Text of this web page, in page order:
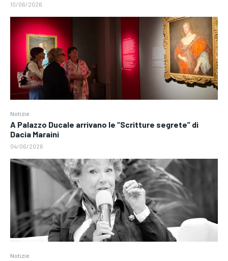
10/06/2026
Notizie
A Palazzo Ducale arrivano le “Scritture segrete” di
Dacia Maraini
04/06/2026
Notizie